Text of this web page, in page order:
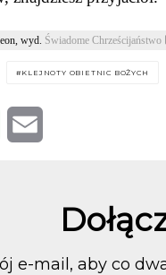
wyd. Świadome Chrześcijaństwo
KLEJNOTY OBIETNIC BOŻYCH
e-mail, aby co